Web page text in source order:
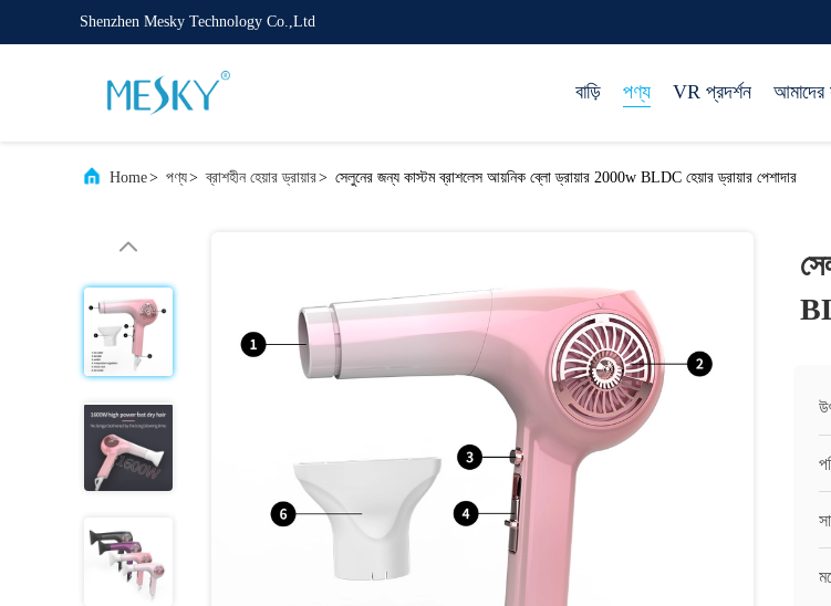
Shenzhen Mesky Technology Co.,Ltd
বাড়ি পণ্য VR প্রদর্শন আমাদের
Home> পণ্য> ব্রাশহীন হেয়ার ড্রায়ার> সেলুনের জন্য কাস্টম ব্রাশলেস আয়নিক ব্লো ড্রায়ার 2000w BLDC হেয়ার ড্রায়ার পেশাদার